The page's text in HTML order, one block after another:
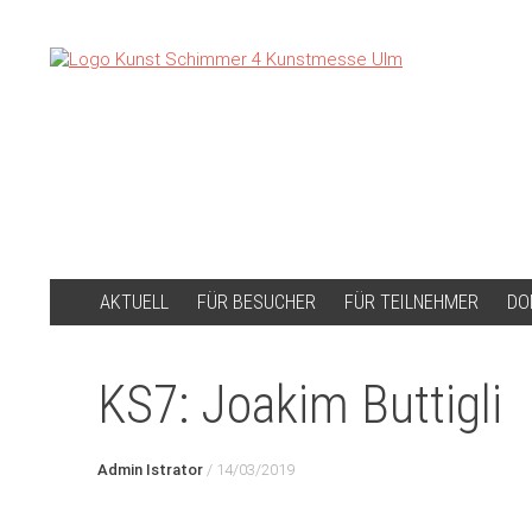
INHALT
AKTUELL FÜR BESUCHER FÜR TEILNEHMER
KS7: Joakim Buttigli
Admin Istrator / 14/03/2019